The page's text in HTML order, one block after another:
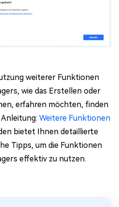
weiterer Funktionen
wie das Erstellen oder
erfahren möchten, finden
Weitere Funktionen
bietet Ihnen detaillierte
Tipps, um die Funktionen
effektiv zu nutzen.